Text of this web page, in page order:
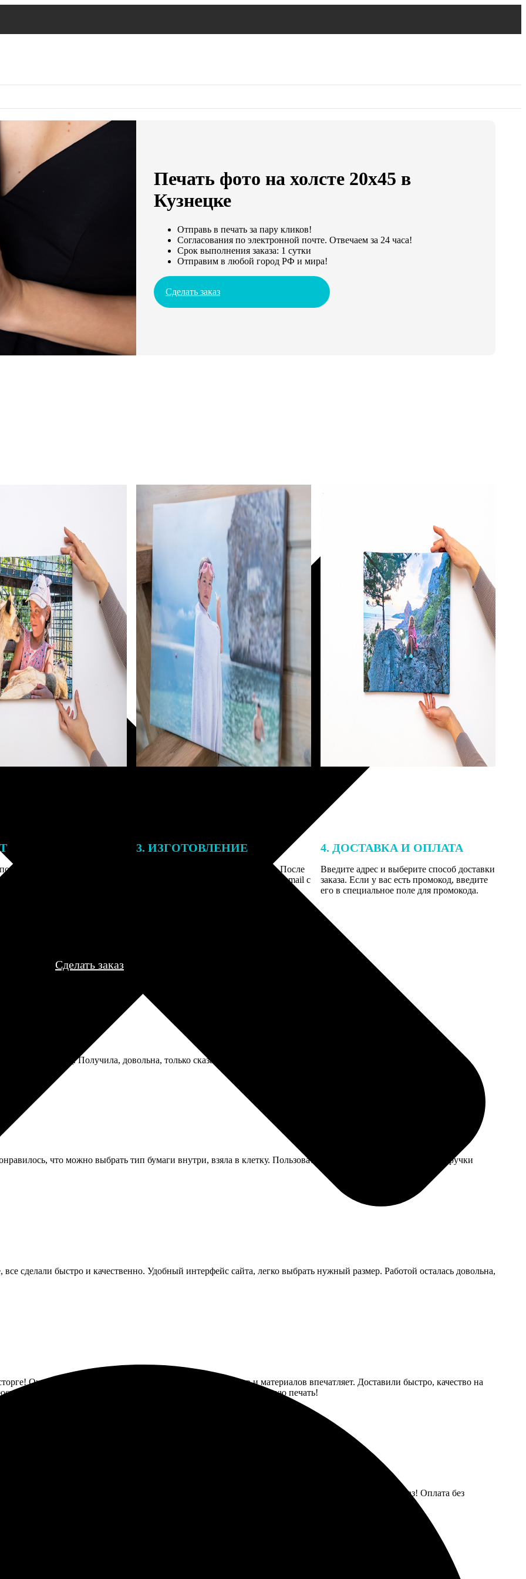
Печать фото на холсте 20х45 в
Кузнецке
Отправь в печать за пару кликов!
Согласования по электронной почте. Отвечаем за 24 часа!
Срок выполнения заказа: 1 сутки
Отправим в любой город РФ и мира!
Сделать заказ
заказа к печати
могут связаться с Вами
телефону или email для
деталей.
3. ИЗГОТОВЛЕНИЕ
Оплатите заказ банковской картой. После
оплаты получите подтверждение на email с
описанием заказа. Когда отправим заказ
4. ДОСТАВКА И ОПЛАТА
Введите адрес и выберите способ доставки
заказа. Если у вас есть промокод, введите
его в специальное поле для промокода.
Сделать заказ
в другой город. Получила, довольна, только сказала, что числа мелковаты.
что можно выбрать тип бумаги внутри, взяла в клетку. Пользоваться приятно, только петелька для ручки
все сделали быстро и качественно. Удобный интерфейс сайта, легко выбрать нужный размер. Работой осталась довольна,
Очень легко оформить заказ на сайте. Выбор форматов и материалов впечатляет. Доставили быстро, качество на
когда получаю свои заказы. Рекомендую всем, кто ценит хорошую печать!
фото на холсте, все быстро и удобно. Качество просто восхитительное, цветопередача радует глаз! Оплата без
и компетентные. Рекомендую всем!